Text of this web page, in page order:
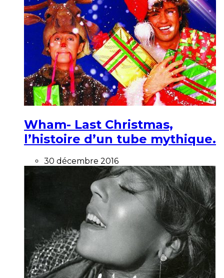
Wham- Last Christmas,
l’histoire d’un tube mythique.
30 décembre 2016